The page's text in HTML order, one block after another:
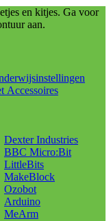
en kitjes. Ga voor
aan.
Accessoires
Dexter Industries
BBC Micro:Bit
LittleBits
MakeBlock
Ozobot
Arduino
MeArm